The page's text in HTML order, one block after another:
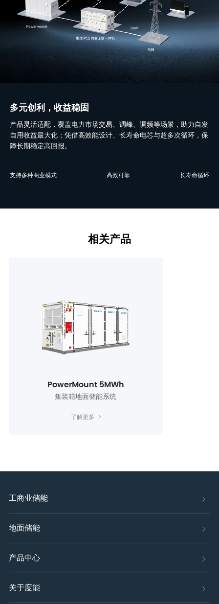
多元创利，收益稳固
产品灵活适配，覆盖电力市场交易、调峰、调频等场景，助力自发
自用收益最大化；凭借高效能设计、长寿命电芯与超多次循环，保
障长期稳定高回报。
支持多种商业模式 高效可靠 长寿命循环
相关产品
PowerMount 5MWh
集装箱地面储能系统
了解更多
工商业储能
地面储能
产品中心
关于度能